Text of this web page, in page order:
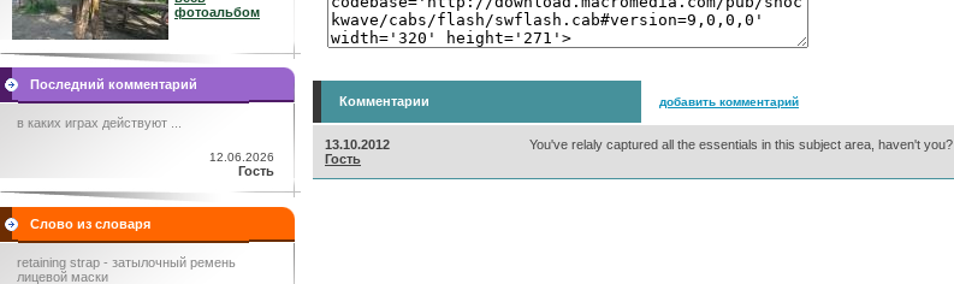
фотоальбом
Последний комментарий
в каких играх действуют ...
12.06.2026
Гость
Слово из словаря
retaining strap - затылочный ремень
лицевой маски
Комментарии добавить комментарий
13.10.2012
Гость
You've relaly captured all the essentials in this subject area, haven't you?